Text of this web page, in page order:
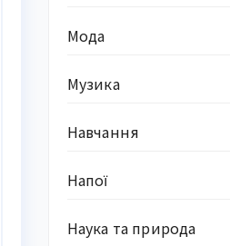
Мода
Музика
Навчання
Напої
Наука та природа